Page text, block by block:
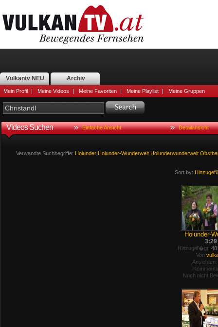
Vulkantv NEU Archiv
Mein Profil | Meine Videos | Meine Favoriten | Meine Playlist | Meine Gruppen
Videos Suchen Einfache Ansicht Detailansicht
Verwandte Suchbegriffe: Holunder Holunder-Wunderwelt Holunderwunderwelt
Sort by:
Holunder-
3:29
Hinzugef�gt:
Von
Ansichten:
Noch nicht